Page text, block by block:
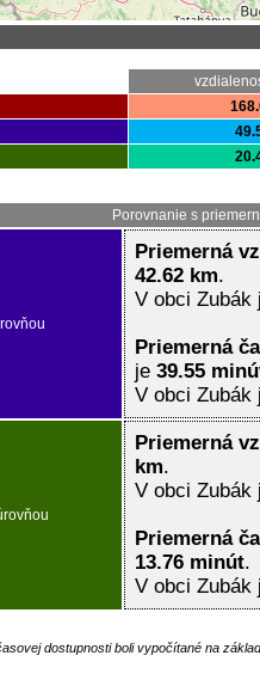
Porovnanie s
Priemerná
42.62 km.
V obci
Priemerná
je 39.55
V obci
Priemerná
km.
V obci
Priemerná
13.76 minút.
V obci
dostupnosti boli vypočítané na